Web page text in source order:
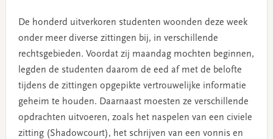
De honderd uitverkoren studenten woonden deze week
onder meer diverse zittingen bij, in verschillende
rechtsgebieden. Voordat zij maandag mochten beginnen,
legden de studenten daarom de eed af met de belofte
tijdens de zittingen opgepikte vertrouwelijke informatie
geheim te houden. Daarnaast moesten ze verschillende
opdrachten uitvoeren, zoals het naspelen van een civiele
zitting (Shadowcourt), het schrijven van een vonnis en